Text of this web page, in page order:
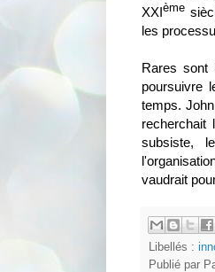
XXIème
les
Rares sont
poursuivre
temps.
subsiste,
vaudrait
Libellés :
Publié par